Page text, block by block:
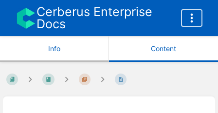
Cerberus Enterprise
Docs
Info Content